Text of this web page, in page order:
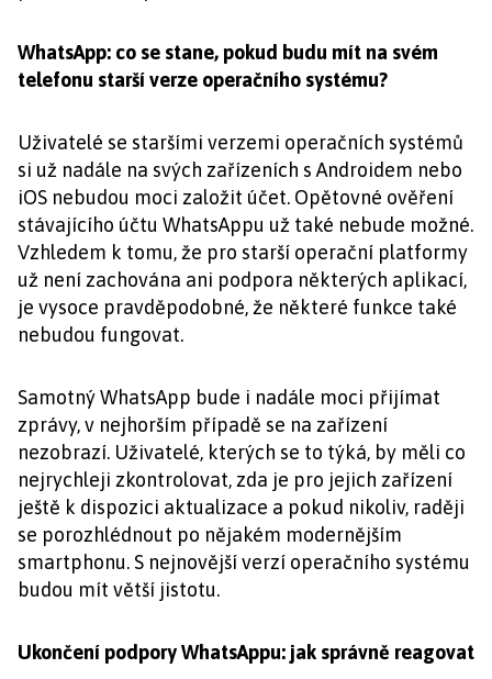
WhatsApp: co se stane, pokud budu mít na svém
telefonu starší verze operačního systému?
Uživatelé se staršími verzemi operačních systémů
si už nadále na svých zařízeních s Androidem nebo
iOS nebudou moci založit účet. Opětovné ověření
stávajícího účtu WhatsAppu už také nebude možné.
Vzhledem k tomu, že pro starší operační platformy
už není zachována ani podpora některých aplikací,
je vysoce pravděpodobné, že některé funkce také
nebudou fungovat.
Samotný WhatsApp bude i nadále moci přijímat
zprávy, v nejhorším případě se na zařízení
nezobrazí. Uživatelé, kterých se to týká, by měli co
nejrychleji zkontrolovat, zda je pro jejich zařízení
ještě k dispozici aktualizace a pokud nikoliv, raději
se porozhlédnout po nějakém modernějším
smartphonu. S nejnovější verzí operačního systému
budou mít větší jistotu.
Ukončení podpory WhatsAppu: jak správně reagovat